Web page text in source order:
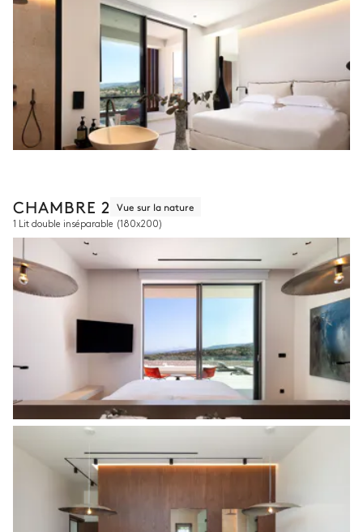
CHAMBRE 2 Vue sur la nature
1 Lit double inséparable (180x200)